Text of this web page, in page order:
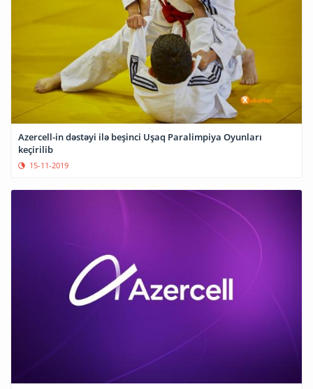
Azercell-in dəstəyi ilə beşinci Uşaq Paralimpiya Oyunları
keçirilib
15-11-2019